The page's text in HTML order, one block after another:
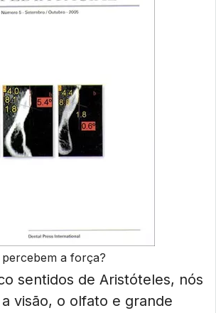
a força?
sentidos de Aristóteles, nós
visão, o olfato e grande